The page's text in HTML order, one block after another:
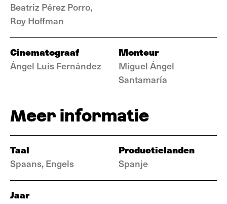
Beatriz Pérez Porro,
Roy Hoffman
Cinematograaf
Ángel Luis Fernández
Monteur
Miguel Ángel
Santamaría
Meer informatie
Taal
Spaans, Engels
Productielanden
Spanje
Jaar